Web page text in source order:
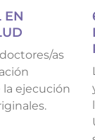
EN
as
ejecución